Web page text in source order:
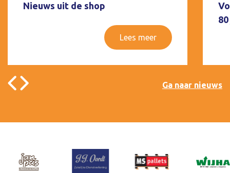
Nieuws uit de shop
Lees meer
Ga naar nieuws